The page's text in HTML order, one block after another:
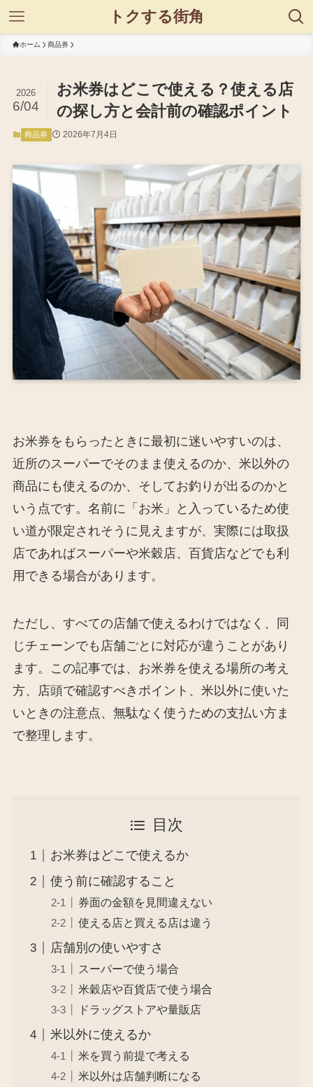
トクする街角
ホーム 商品券
お米券はどこで使える？使える店
の探し方と会計前の確認ポイント
2026
6/04
商品券 2026年7月4日
お米券をもらったときに最初に迷いやすいのは、
近所のスーパーでそのまま使えるのか、米以外の
商品にも使えるのか、そしてお釣りが出るのかと
いう点です。名前に「お米」と入っているため使
い道が限定されそうに見えますが、実際には取扱
店であればスーパーや米穀店、百貨店などでも利
用できる場合があります。
ただし、すべての店舗で使えるわけではなく、同
じチェーンでも店舗ごとに対応が違うことがあり
ます。この記事では、お米券を使える場所の考え
方、店頭で確認すべきポイント、米以外に使いた
いときの注意点、無駄なく使うための支払い方ま
で整理します。
目次
お米券はどこで使えるか
使う前に確認すること
券面の金額を見間違えない
使える店と買える店は違う
店舗別の使いやすさ
スーパーで使う場合
米穀店や百貨店で使う場合
ドラッグストアや量販店
米以外に使えるか
米を買う前提で考える
米以外は店舗判断になる